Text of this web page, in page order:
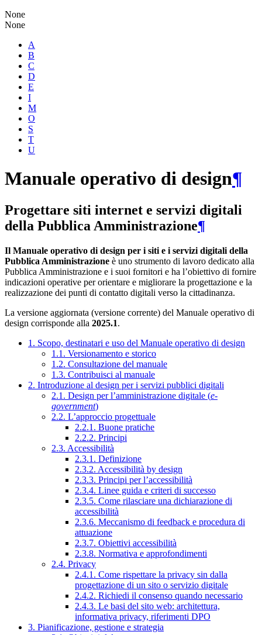
None
None
A
B
C
D
E
I
M
O
S
T
U
Manuale operativo di design¶
Progettare siti internet e servizi digitali
della Pubblica Amministrazione¶
Il Manuale operativo di design per i siti e i servizi digitali della
Pubblica Amministrazione è uno strumento di lavoro dedicato alla
Pubblica Amministrazione e i suoi fornitori e ha l’obiettivo di fornire
indicazioni operative per orientare e migliorare la progettazione e la
realizzazione dei punti di contatto digitali verso la cittadinanza.
La versione aggiornata (versione corrente) del Manuale operativo di
design corrisponde alla 2025.1.
1. Scopo, destinatari e uso del Manuale operativo di design
1.1. Versionamento e storico
1.2. Consultazione del manuale
1.3. Contribuisci al manuale
2. Introduzione al design per i servizi pubblici digitali
2.1. Design per l’amministrazione digitale (e-
government)
2.2. L’approccio progettuale
2.2.1. Buone pratiche
2.2.2. Principi
2.3. Accessibilità
2.3.1. Definizione
2.3.2. Accessibilità by design
2.3.3. Principi per l’accessibilità
2.3.4. Linee guida e criteri di successo
2.3.5. Come rilasciare una dichiarazione di
accessibilità
2.3.6. Meccanismo di feedback e procedura di
attuazione
2.3.7. Obiettivi accessibilità
2.3.8. Normativa e approfondimenti
2.4. Privacy
2.4.1. Come rispettare la privacy sin dalla
progettazione di un sito o servizio digitale
2.4.2. Richiedi il consenso quando necessario
2.4.3. Le basi del sito web: architettura,
informativa privacy, riferimenti DPO
3. Pianificazione, gestione e strategia